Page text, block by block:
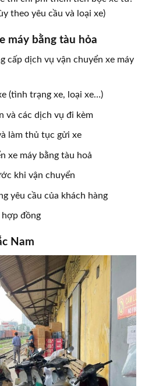
theo yêu cầu và loại xe)
máy bằng tàu hỏa
cấp dịch vụ vận chuyển xe máy
(tình trạng xe, loại xe…)
và các dịch vụ đi kèm
làm thủ tục gửi xe
xe máy bằng tàu hoả
khi vận chuyển
yêu cầu của khách hàng
hợp đồng
Nam